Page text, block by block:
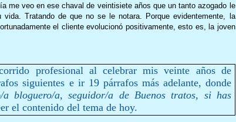
me veo en ese chaval de veintisiete años que un tanto azogado le
Tratando de que no se le notara. Porque evidentemente, la
el cliente evolucionó positivamente, esto es, la joven
profesional al celebrar mis veinte años de
siguientes e ir 19 párrafos más adelante, donde
bloguero/a, seguidor/a de Buenos tratos, si has
el contenido del tema de hoy.